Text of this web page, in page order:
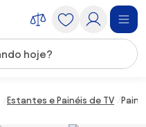
Estantes e Painéis de TV